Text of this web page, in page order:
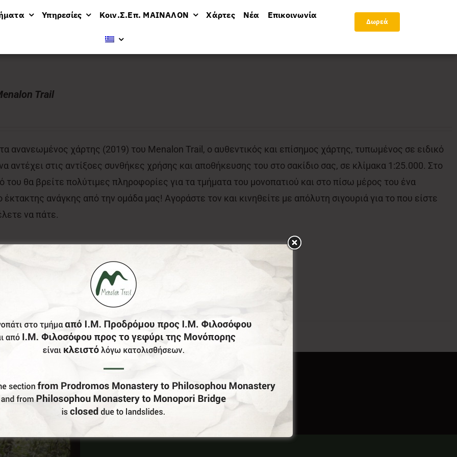
Υπηρεσίες Κοιν.Σ.Επ. ΜΑΙΝΑΛΟΝ Χάρτες Νέα Επικοινωνία
Δωρεά
Trail
ανανεωμένος χάρτης (2019) του Menalon Trail, ο αυθεντικός και επίσημος χάρτης, τυπωμένος σε ειδικό
αντέχει στις αντίξοες συνθήκες χρήσης και αποθήκευσης του στο σακίδιο σας, σε κλίμακα 1:25.000. Στο
του θα βρείτε πολύτιμες πληροφορίες για τα τμήματα του μονοπατιού και στο πίσω μέρος του ένα
ανάγκης από την ομάδα μας! Αγοράστε τον και κινηθείτε με απόλυτη σιγουριά για το που είστε
να πάτε.
Έχεις Επιχείρηση Στο Δήμο Γορτυνίας;
Γίνε Συνεργάτης Μας